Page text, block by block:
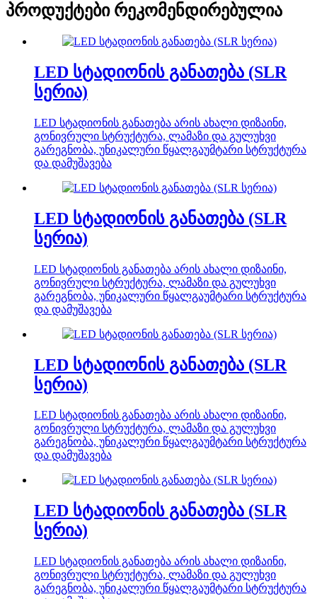
პროდუქტები რეკომენდირებულია
LED სტადიონის განათება (SLR
სერია)
LED სტადიონის განათება არის ახალი დიზაინი,
გონივრული სტრუქტურა, ლამაზი და გულუხვი
გარეგნობა, უნიკალური წყალგაუმტარი სტრუქტურა
და დამუშავება
LED სტადიონის განათება (SLR
სერია)
LED სტადიონის განათება არის ახალი დიზაინი,
გონივრული სტრუქტურა, ლამაზი და გულუხვი
გარეგნობა, უნიკალური წყალგაუმტარი სტრუქტურა
და დამუშავება
LED სტადიონის განათება (SLR
სერია)
LED სტადიონის განათება არის ახალი დიზაინი,
გონივრული სტრუქტურა, ლამაზი და გულუხვი
გარეგნობა, უნიკალური წყალგაუმტარი სტრუქტურა
და დამუშავება
LED სტადიონის განათება (SLR
სერია)
LED სტადიონის განათება არის ახალი დიზაინი,
გონივრული სტრუქტურა, ლამაზი და გულუხვი
გარეგნობა, უნიკალური წყალგაუმტარი სტრუქტურა